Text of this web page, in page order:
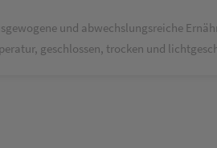
und abwechslungsreiche
geschlossen, trocken und